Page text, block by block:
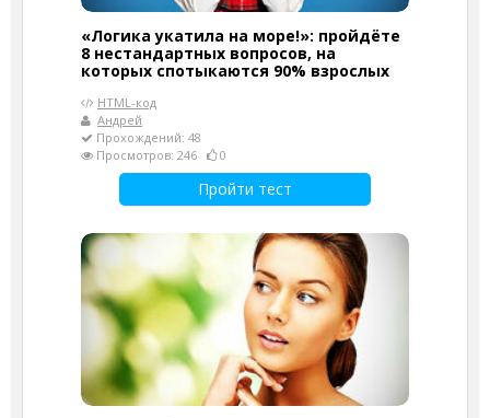
«Логика укатила на море!»: пройдёте
8 нестандартных вопросов, на
которых спотыкаются 90% взрослых
HTML-код
Андрей
Прохождений: 48
Просмотров: 246
0
Пройти тест